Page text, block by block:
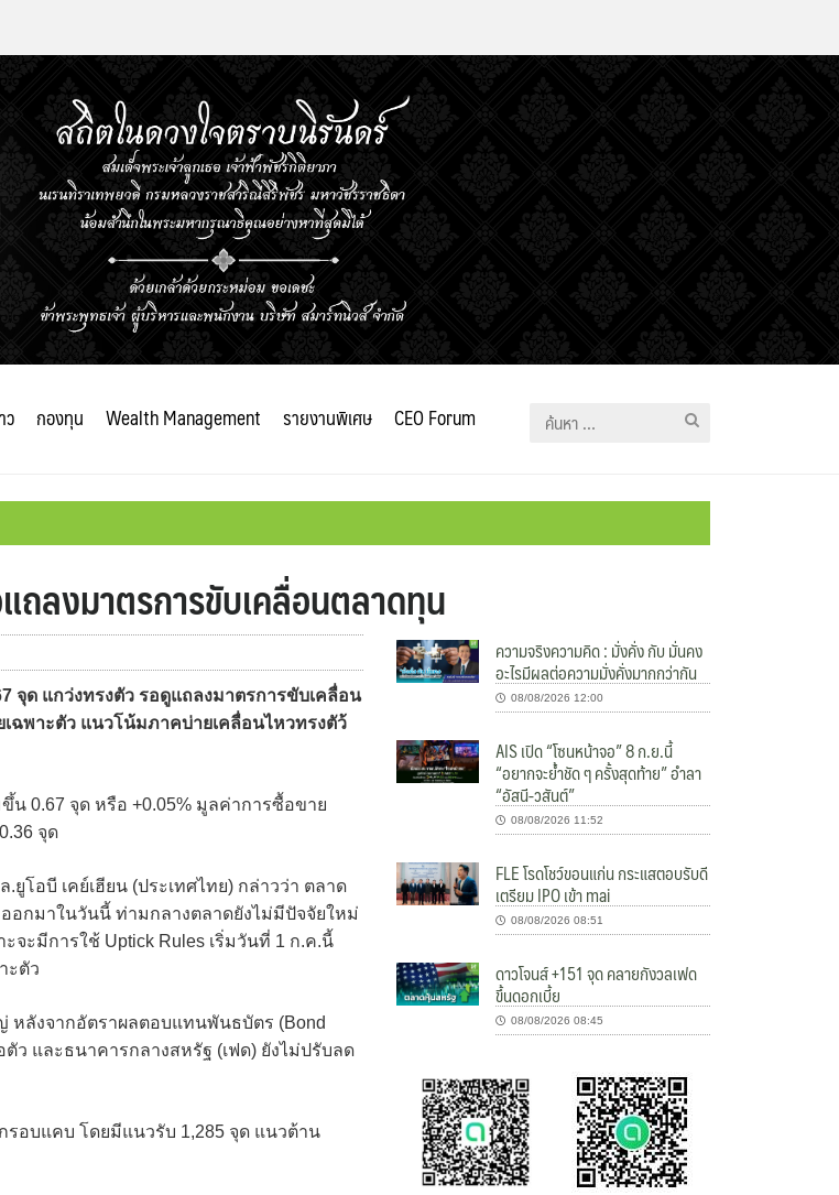
ว กองทุน Wealth Management รายงานพิเศษ CEO Forum
ค้นหา
ถลงมาตรการขับเคลื่อนตลาดทุน
จุด แกว่งทรงตัว รอดูแถลงมาตรการขับเคลื่อน
ฉพาะตัว แนวโน้มภาคบ่ายเคลื่อนไหวทรงตัว้
น 0.67 จุด หรือ +0.05% มูลค่าการซื้อขาย
จุด
โอบี เคย์เฮียน (ประเทศไทย) กล่าวว่า ตลาด
อกมาในวันนี้ ท่ามกลางตลาดยังไม่มีปัจจัยใหม่
จะมีการใช้ Uptick Rules เริ่มวันที่ 1 ก.ค.นี้
ะตัว
หลังจากอัตราผลตอบแทนพันธบัตร (Bond
ว และธนาคารกลางสหรัฐ (เฟด) ยังไม่ปรับลด
อบแคบ โดยมีแนวรับ 1,285 จุด แนวต้าน
ความจริงความคิด : มั่งคั่ง กับ มั่นคง
อะไรมีผลต่อความมั่งคั่งมากกว่ากัน
08/08/2026 12:00
AIS เปิด “โซนหน้าจอ” 8 ก.ย.นี้
“อยากจะย้ำชัด ๆ ครั้งสุดท้าย” อำลา
“อัสนี-วสันต์”
08/08/2026 11:52
FLE โรดโชว์ขอนแก่น กระแสตอบรับดี
เตรียม IPO เข้า mai
08/08/2026 08:51
ดาวโจนส์ +151 จุด คลายกังวลเฟด
ขึ้นดอกเบี้ย
08/08/2026 08:45